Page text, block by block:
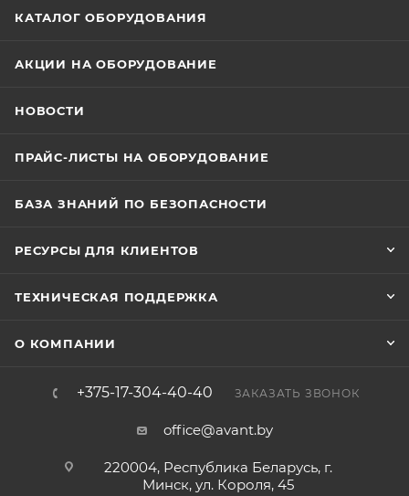
КАТАЛОГ ОБОРУДОВАНИЯ
АКЦИИ НА ОБОРУДОВАНИЕ
НОВОСТИ
ПРАЙС-ЛИСТЫ НА ОБОРУДОВАНИЕ
БАЗА ЗНАНИЙ ПО БЕЗОПАСНОСТИ
РЕСУРСЫ ДЛЯ КЛИЕНТОВ
ТЕХНИЧЕСКАЯ ПОДДЕРЖКА
О КОМПАНИИ
+375-17-304-40-40 ЗАКАЗАТЬ ЗВОНОК
office@avant.by
220004, Республика Беларусь, г.
Минск, ул. Короля, 45